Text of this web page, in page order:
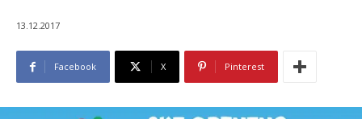
13.12.2017
Facebook X Pinterest